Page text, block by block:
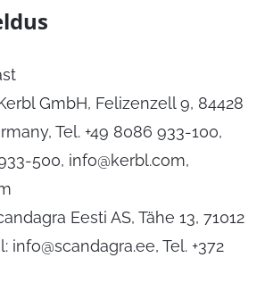
GmbH, Felizenzell 9, 84428
Tel. +49 8086 933-100,
500, info@kerbl.com,
Eesti AS, Tähe 13, 71012
info@scandagra.ee, Tel. +372